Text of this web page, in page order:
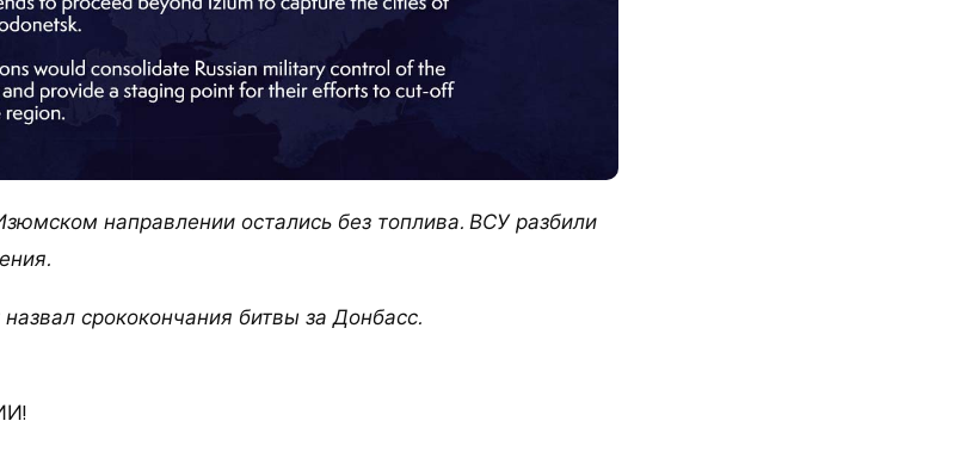
направлении остались без топлива. ВСУ разбили
срококончания битвы за Донбасс.